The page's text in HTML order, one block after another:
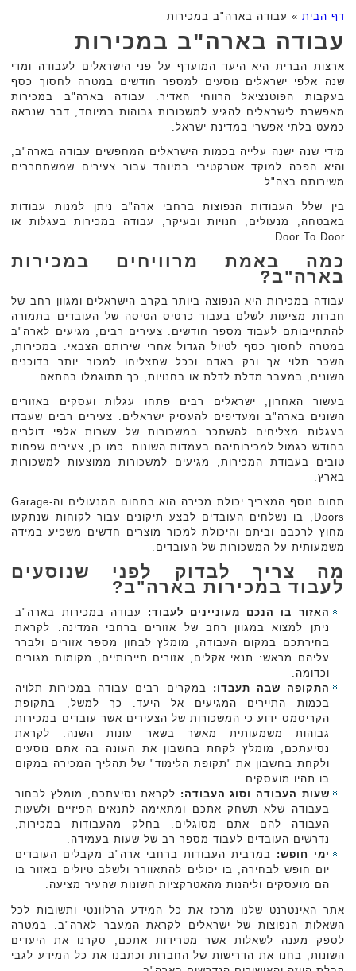
דף הבית » עבודה בארה"ב במכירות
עבודה בארה"ב במכירות
ארצות הברית היא היעד המועדף על פני הישראלים לעבודה ומדי
שנה אלפי ישראלים נוסעים למספר חודשים במטרה לחסוך כסף
בעקבות הפוטנציאל הרווחי האדיר. עבודה בארה"ב במכירות
מאפשרת לישראלים להגיע למשכורות גבוהות במיוחד, דבר שנראה
כמעט בלתי אפשרי במדינת ישראל.
מידי שנה ישנה עלייה בכמות הישראלים המחפשים עבודה בארה"ב,
והיא הפכה למוקד אטרקטיבי במיוחד עבור צעירים שמשתחררים
משירותם בצה"ל.
בין שלל העבודות הנפוצות ברחבי ארה"ב ניתן למנות עבודות
באבטחה, מנעולים, חנויות ובעיקר, עבודה במכירות בעגלות או
Door To Door.
כמה באמת מרוויחים במכירות
בארה"ב?
עבודה במכירות היא הנפוצה ביותר בקרב הישראלים ומגוון רחב של
חברות מציעות לשלם בעבור כרטיס הטיסה של העובדים בתמורה
להתחייבותם לעבוד מספר חודשים. צעירים רבים, מגיעים לארה"ב
במטרה לחסוך כסף לטיול הגדול אחרי שירותם הצבאי. במכירות,
השכר תלוי אך ורק באדם וככל שתצליחו למכור יותר בדוכנים
השונים, במעבר מדלת לדלת או בחנויות, כך תתוגמלו בהתאם.
בעשור האחרון, ישראלים רבים פתחו עגלות ועסקים באזורים
השונים בארה"ב ומעדיפים להעסיק ישראלים. צעירים רבים שעבדו
בעגלות מצליחים להשתכר במשכורות של עשרות אלפי דולרים
בחודש כגמול למכירותיהם בעמדות השונות. כמו כן, צעירים שפחות
טובים בעבודת המכירות, מגיעים למשכורות ממוצעות למשכורות
בארץ.
תחום נוסף המצריך יכולת מכירה הוא בתחום המנעולים וה-Garage
Doors, בו נשלחים העובדים לבצע תיקונים עבור לקוחות שנתקעו
מחוץ לרכבם וביתם והיכולת למכור מוצרים חדשים משפיע במידה
משמעותית על המשכורות של העובדים.
מה צריך לבדוק לפני שנוסעים
לעבוד במכירות בארה"ב?
האזור בו הנכם מעוניינים לעבוד:
עבודה במכירות בארה"ב
ניתן למצוא במגוון רחב של אזורים ברחבי המדינה. לקראת
בחירתכם במקום העבודה, מומלץ לבחון מספר אזורים ולברר
עליהם מראש: תנאי אקלים, אזורים תיירותיים, מקומות מגורים
וכדומה.
התקופה שבה תעבדו: במקרים רבים עבודה במכירות תלויה
בכמות התיירים המגיעים אל היעד. כך למשל, בתקופת
הקריסמס ידוע כי המשכורות של הצעירים אשר עובדים במכירות
גבוהות משמעותית מאשר בשאר עונות השנה. לקראת
נסיעתכם, מומלץ לקחת בחשבון את העונה בה אתם נוסעים
ולקחת בחשבון את "תקופת הלימוד" של תהליך המכירה במקום
בו תהיו מועסקים.
שעות העבודה וסוג העבודה: לקראת נסיעתכם, מומלץ לבחור
בעבודה שלא תשחק אתכם ומתאימה לתנאים הפיזיים ולשעות
העבודה להם אתם מסוגלים. בחלק מהעבודות במכירות,
נדרשים העובדים לעבוד מספר רב של שעות בעמידה.
ימי חופש: במרבית העבודות ברחבי ארה"ב מקבלים העובדים
יום חופש לבחירה, בו יכולים להתאוורר ולשלב טיולים באזור בו
הם מועסקים וליהנות מהאטרקציות השונות שהעיר מציעה.
אתר האינטרנט שלנו מרכז את כל המידע הרלוונטי ותשובות לכל
השאלות הנפוצות של ישראלים לקראת המעבר לארה"ב. במטרה
לספק מענה לשאלות אשר מטרידות אתכם, סקרנו את היעדים
השונות, בחנו את הדרישות של החברות וכתבנו את כל המידע לגבי